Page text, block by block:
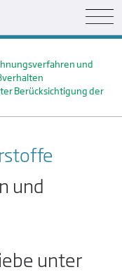
und
Berücksichtigung der
und
unter